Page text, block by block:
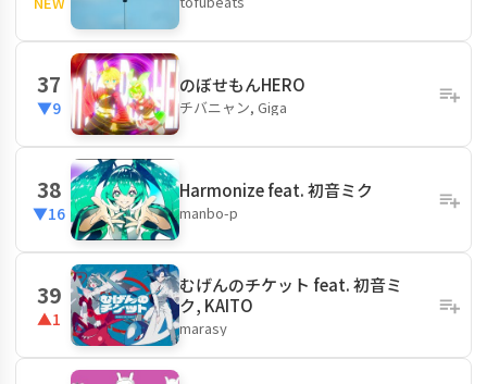
37
▼9
のぼせもんHERO
チバニャン, Giga
38
▼16
Harmonize feat. 初音ミク
manbo-p
39
▲1
むげんのチケット feat. 初音ミ
ク, KAITO
marasy